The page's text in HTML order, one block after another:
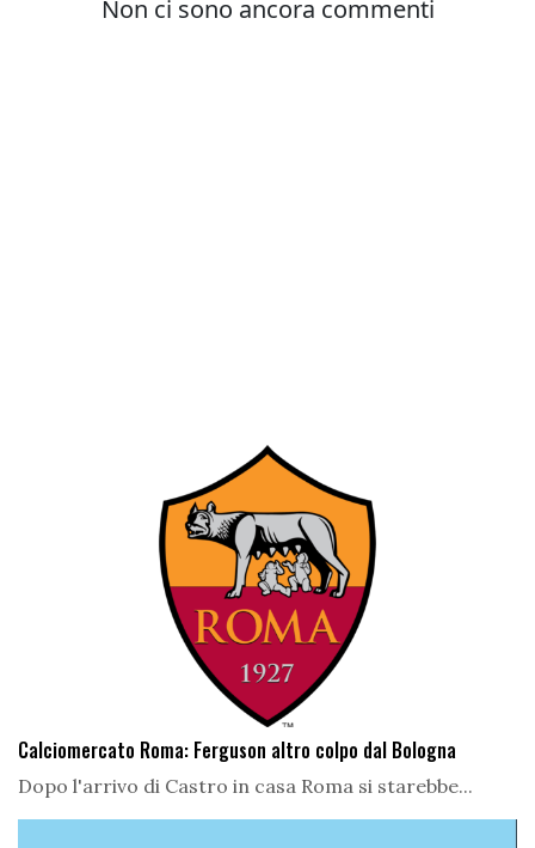
Calciomercato Roma: Ferguson altro colpo dal Bologna
Dopo l'arrivo di Castro in casa Roma si starebbe...